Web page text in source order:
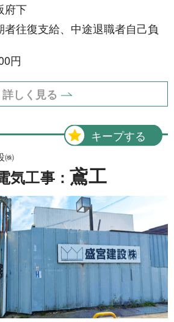
10件
2件
1件
1件
2件
府下
者往復支給、中途退職者自己負
円
詳しく見る
キープする
㈱
気工事：鳶工